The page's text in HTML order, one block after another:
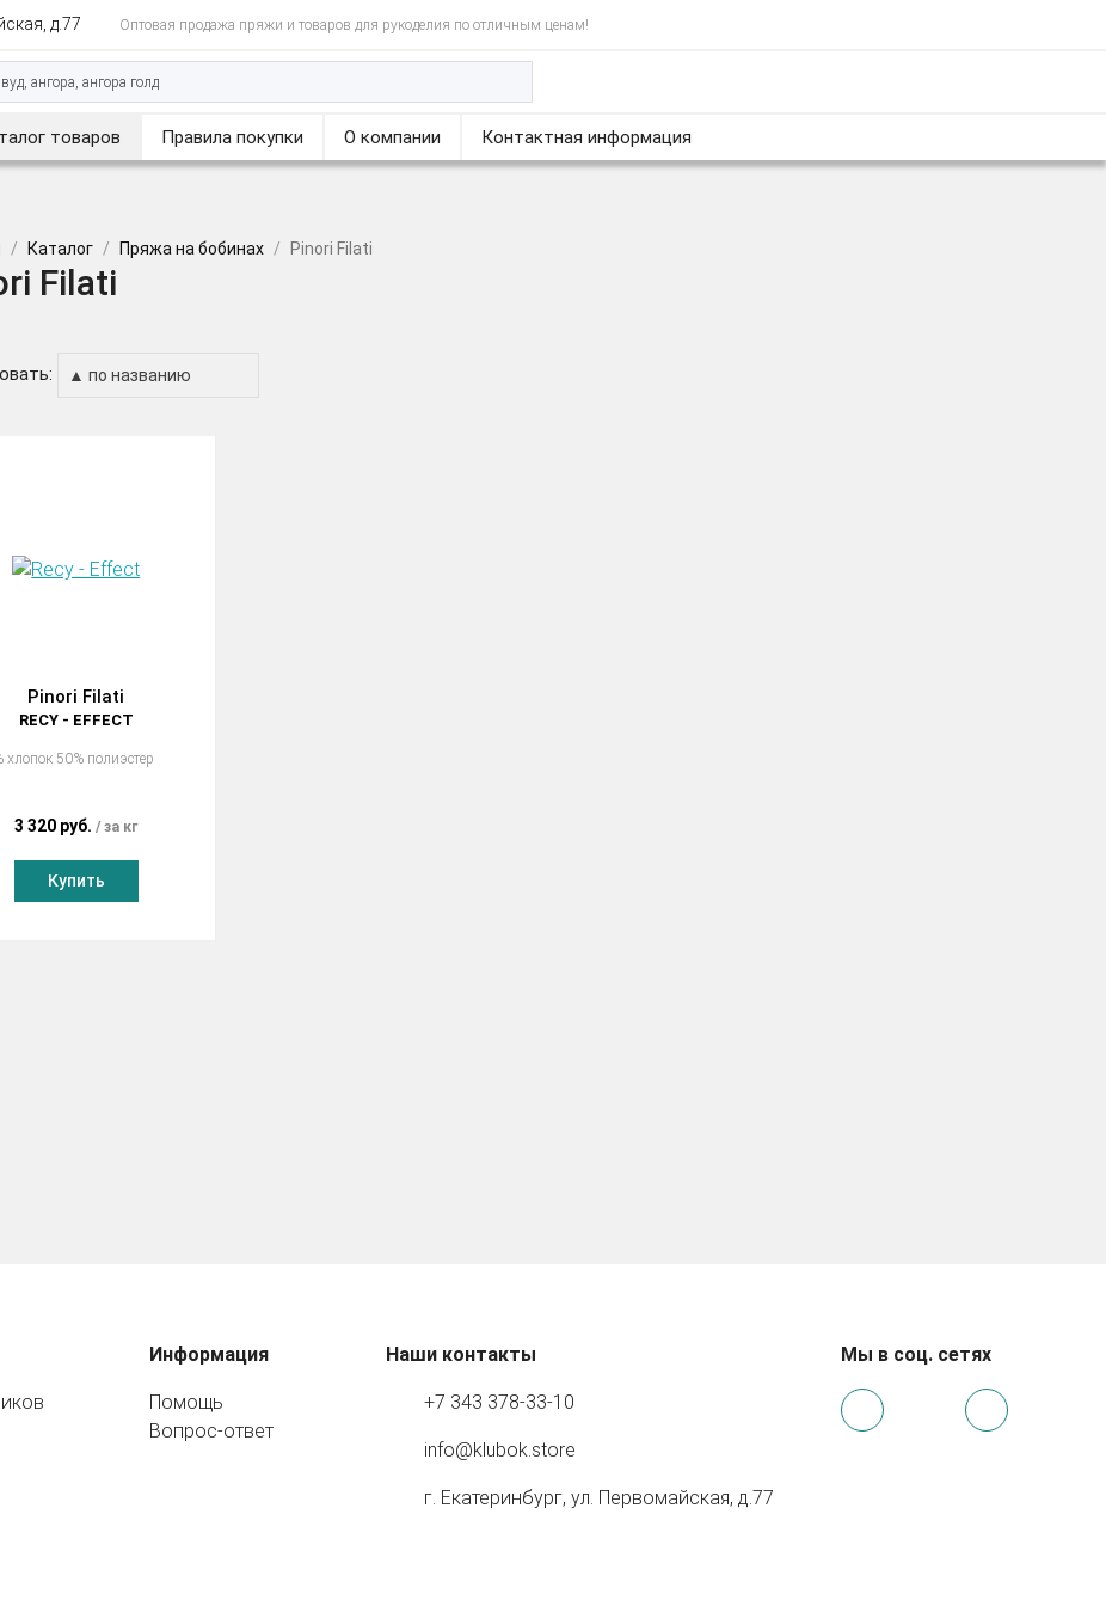
д.77 Оптовая продажа пряжи и товаров для рукоделия по отличным ценам!
товаров Правила покупки О компании Контактная информация
Каталог Пряжа на бобинах Pinori Filati
Filati
Pinori Filati
RECY - EFFECT
хлопок 50% полиэстер
3 320 руб. за кг
Купить
Информация
Помощь
Вопрос-ответ
Наши контакты
+7 343 378-33-10
info@klubok.store
г. Екатеринбург, ул. Первомайская, д.77
Мы в соц. сетях